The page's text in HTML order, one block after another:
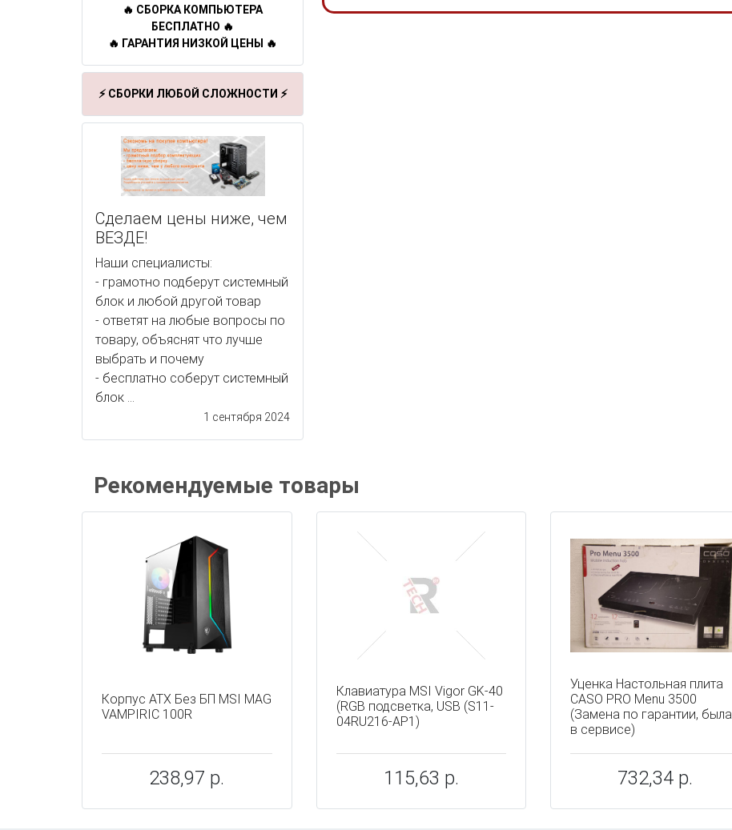
🔥 СБОРКА КОМПЬЮТЕРА
БЕСПЛАТНО 🔥
🔥 ГАРАНТИЯ НИЗКОЙ ЦЕНЫ 🔥
⚡ СБОРКИ ЛЮБОЙ СЛОЖНОСТИ ⚡
Сделаем цены ниже, чем
ВЕЗДЕ!
Наши специалисты:
- грамотно подберут системный
блок и любой другой товар
- ответят на любые вопросы по
товару, объяснят что лучше
выбрать и почему
- бесплатно соберут системный
блок ...
1 сентября 2024
Рекомендуемые товары
Корпус ATX Без БП MSI MAG
VAMPIRIC 100R
238,97 р.
Клавиатура MSI Vigor GK-40
(RGB подсветка, USB (S11-
04RU216-AP1)
115,63 р.
Уценка Настольная плита
CASO PRO Menu 3500
(Замена по гарантии, была
в сервисе)
732,34 р.